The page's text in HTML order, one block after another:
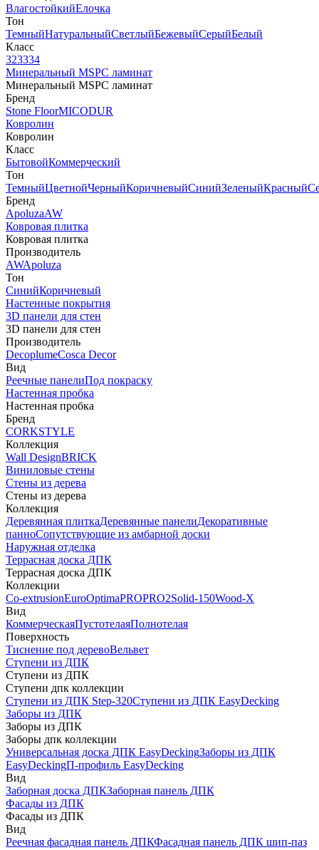
ВлагостойкийЕлочка
Тон
ТемныйНатуральныйСветлыйБежевыйСерыйБелый
Класс
323334
Минеральный MSPC ламинат
Минеральный MSPC ламинат
Бренд
Stone FloorMICODUR
Ковролин
Ковролин
Класс
БытовойКоммерческий
Тон
ТемныйЦветнойЧерныйКоричневыйСинийЗеленыйКрасный
Бренд
ApoluzaAW
Ковровая плитка
Ковровая плитка
Производитель
AWApoluza
Тон
СинийКоричневый
Настенные покрытия
3D панели для стен
3D панели для стен
Производитель
DecoplumeCosca Decor
Вид
Реечные панелиПод покраску
Настенная пробка
Настенная пробка
Бренд
CORKSTYLE
Коллекция
Wall DesignBRICK
Виниловые стены
Стены из дерева
Стены из дерева
Коллекция
Деревянная плиткаДеревянные панелиДекоративные
панноСопутствующие из амбарной доски
Наружная отделка
Террасная доска ДПК
Террасная доска ДПК
Коллекции
Co-extrusionEuroOptimaPROPRO2Solid-150Wood-X
Вид
КоммерческаяПустотелаяПолнотелая
Поверхность
Тиснение под деревоВельвет
Ступени из ДПК
Ступени из ДПК
Ступени дпк коллекции
Ступени из ДПК Step-320Ступени из ДПК EasyDecking
Заборы из ДПК
Заборы из ДПК
Заборы дпк коллекции
Универсальная доска ДПК EasyDeckingЗаборы из ДПК
EasyDeckingП-профиль EasyDecking
Вид
Заборная доска ДПКЗаборная панель ДПК
Фасады из ДПК
Фасады из ДПК
Вид
Реечная фасадная панель ДПКФасадная панель ДПК шип-паз